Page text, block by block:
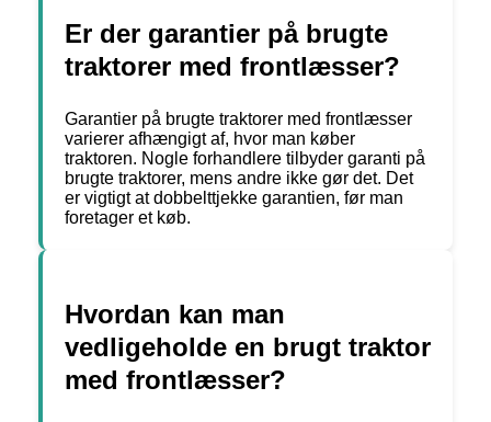
Er der garantier på brugte
traktorer med frontlæsser?
Garantier på brugte traktorer med frontlæsser
varierer afhængigt af, hvor man køber
traktoren. Nogle forhandlere tilbyder garanti på
brugte traktorer, mens andre ikke gør det. Det
er vigtigt at dobbelttjekke garantien, før man
foretager et køb.
Hvordan kan man
vedligeholde en brugt traktor
med frontlæsser?